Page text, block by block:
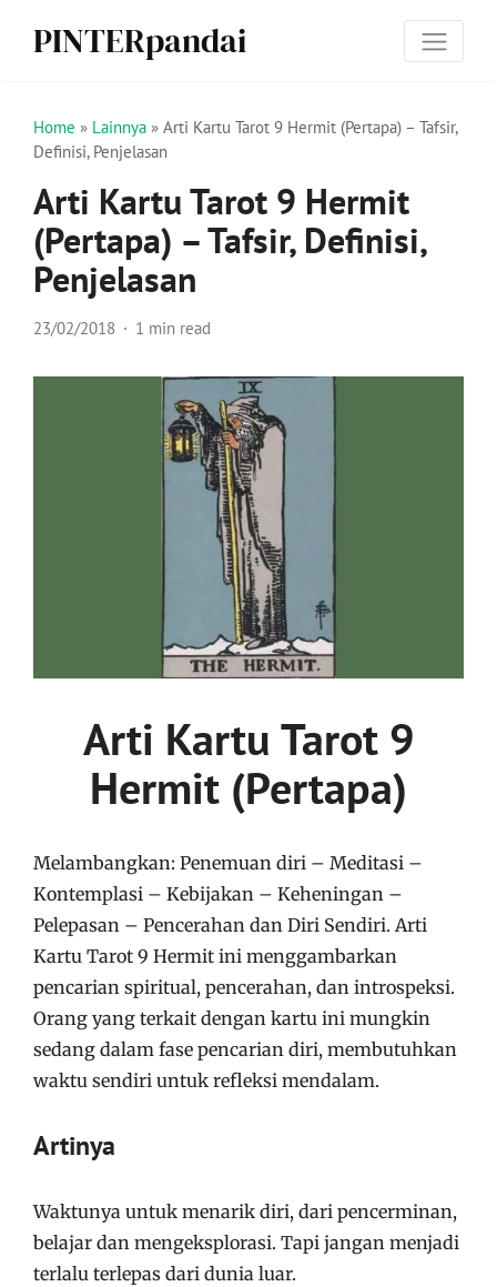
PINTERpandai
Home » Lainnya » Arti Kartu Tarot 9 Hermit (Pertapa) – Tafsir,
Definisi, Penjelasan
Arti Kartu Tarot 9 Hermit
(Pertapa) – Tafsir, Definisi,
Penjelasan
23/02/2018 1 min read
Arti Kartu Tarot 9
Hermit (Pertapa)
Melambangkan: Penemuan diri – Meditasi –
Kontemplasi – Kebijakan – Keheningan –
Pelepasan – Pencerahan dan Diri Sendiri. Arti
Kartu Tarot 9 Hermit ini menggambarkan
pencarian spiritual, pencerahan, dan introspeksi.
Orang yang terkait dengan kartu ini mungkin
sedang dalam fase pencarian diri, membutuhkan
waktu sendiri untuk refleksi mendalam.
Artinya
Waktunya untuk menarik diri, dari pencerminan,
belajar dan mengeksplorasi. Tapi jangan menjadi
terlalu terlepas dari dunia luar.